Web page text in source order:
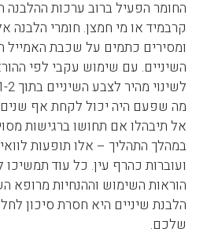
החומר הפעיל ברוב ערכות ההלבנה
קרבמיד או מי חמצן. חומרי הלבנה
ומסירים כתמים על שכבת האמייל
השיניים. עם שימוש עקבי לפי
מה שפעם היה יכול לקחת אף
אל תיבהלו אם תחושו ברגישות
במהלך התהליך – אלו תופעות
ועוברות כהרף עין. כל עוד
הוראות השימוש וההנחיות מרופא
הלבנת שיניים היא חסרת סיכון
שלכם.